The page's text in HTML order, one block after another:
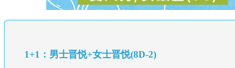
1+1：男士晋悦+女士晋悦(8D-2)